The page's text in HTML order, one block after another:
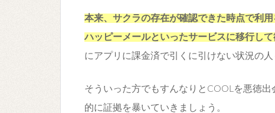
本来、サクラの存在が確認できた時点で利
ハッピーメールといったサービスに移行し
にアプリに課金済で引くに引けない状況の人
そういった方でもすんなりとCOOLを悪徳
的に証拠を暴いていきましょう。